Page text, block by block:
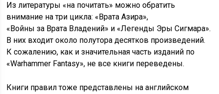
Из литературы «на почитать» можно обратить
внимание на три цикла: «Врата Азира»,
«Войны за Врата Владений» и «Легенды Эры Сигмара».
В них входит около полутора десятков произведений.
К сожалению, как и значительная часть изданий по
«Warhammer Fantasy», не все книги переведены.
Книги правил тоже представлены на английском